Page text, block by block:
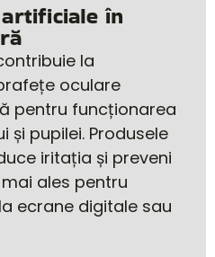
în
la
oculare
pentru funcționarea
și pupilei. Produsele
iritația și preveni
ales pentru
ecrane digitale sau